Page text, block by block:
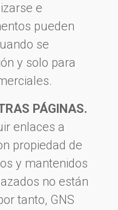
e
pueden
se
y solo para
PÁGINAS.
enlaces a
propiedad de
y mantenidos
no están
tanto, GNS